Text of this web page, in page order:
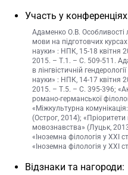
Участь у
Адаменко О.В. Особливості
мови на підготовчих
науки» : НПК, 15-18 квітня
2015. – Т.1. – С. 509-511.
в лінгвістичній
науки» : НПК, 14-17 квітня
2015. – Т.5. – С. 395-396;
романо-германської
«Міжкультурна
(Острог, 2014);
мовознавства» (Луцьк,
«Іноземна філологія у ХХІ
«Іноземна філологія у ХХІ
Відзнаки та нагороди: